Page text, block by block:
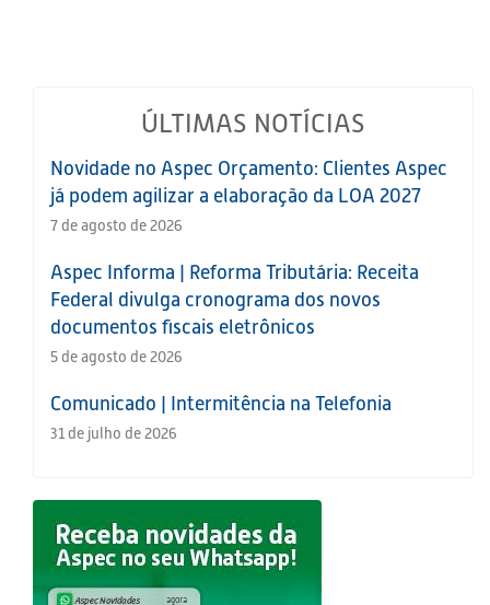
ÚLTIMAS NOTÍCIAS
Novidade no Aspec Orçamento: Clientes Aspec
já podem agilizar a elaboração da LOA 2027
7 de agosto de 2026
Aspec Informa | Reforma Tributária: Receita
Federal divulga cronograma dos novos
documentos fiscais eletrônicos
5 de agosto de 2026
Comunicado | Intermitência na Telefonia
31 de julho de 2026